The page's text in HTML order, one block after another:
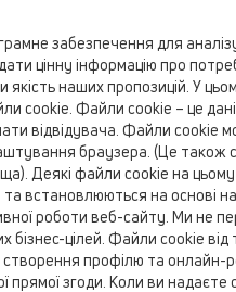
00 Содержание
забезпечення для
цінну інформацію про
наших пропозицій. У
cookie. Файли cookie – це
відвідувача. Файли cookie
браузера. (Це також
Деякі файли cookie на цьому
встановлюються на основі
роботи веб-сайту. Ми не
бізнес-цілей. Файли cookie від
створення профілю та онлайн-
згоди. Коли ви надаєте